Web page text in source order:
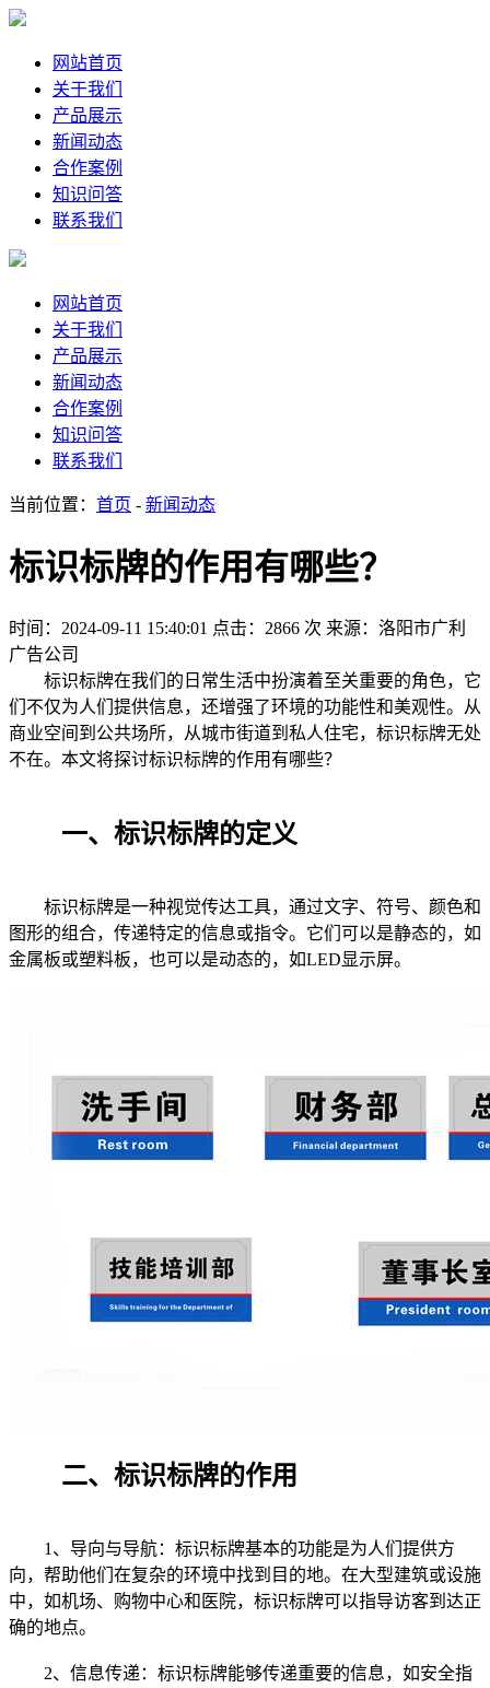
网站首页
关于我们
产品展示
新闻动态
合作案例
知识问答
联系我们
网站首页
关于我们
产品展示
新闻动态
合作案例
知识问答
联系我们
当前位置： 首页 - 新闻动态
标识标牌的作用有哪些？
时间：2024-09-11 15:40:01 点击：2866 次 来源：洛阳市广利
广告公司
标识标牌在我们的日常生活中扮演着至关重要的角色，它
们不仅为人们提供信息，还增强了环境的功能性和美观性。从
商业空间到公共场所，从城市街道到私人住宅，标识标牌无处
不在。本文将探讨标识标牌的作用有哪些？
一、标识标牌的定义
标识标牌是一种视觉传达工具，通过文字、符号、颜色和
图形的组合，传递特定的信息或指令。它们可以是静态的，如
金属板或塑料板，也可以是动态的，如LED显示屏。
二、标识标牌的作用
1、导向与导航：标识标牌基本的功能是为人们提供方
向，帮助他们在复杂的环境中找到目的地。在大型建筑或设施
中，如机场、购物中心和医院，标识标牌可以指导访客到达正
确的地点。
2、信息传递：标识标牌能够传递重要的信息，如安全指